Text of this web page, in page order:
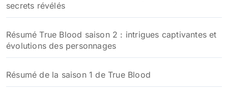
secrets révélés
Résumé True Blood saison 2 : intrigues captivantes et
évolutions des personnages
Résumé de la saison 1 de True Blood